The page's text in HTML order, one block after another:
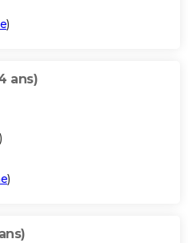
)
ans)
)
)